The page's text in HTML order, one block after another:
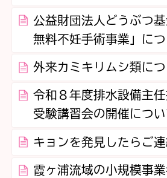
公益財団法人どうぶつ
無料不妊手術事業」に
外来カミキリムシ類に
令和８年度排水設備主
受験講習会の開催につ
キョンを発見したらご
霞ヶ浦流域の小規模事